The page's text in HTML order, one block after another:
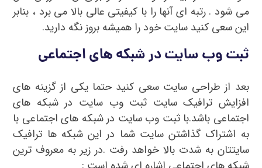
می شود . رتبه ای آنها را با کیفیتی عالی بالا می برد ، بنابر
این سعی کنید سایت خود را همیشه بروز نگه دارید.
ثبت وب سایت در شبکه های اجتماعی
بعد از طراحی سایت سعی کنید حتما یکی از گزینه های
افزایش ترافیک سایت ثبت وب سایت در شبکه های
اجتماعی باشد.با ثبت وب سایت در شبکه های اجتماعی با
به اشتراک گذاشتن سایت شما در این شبکه ها ترافیک
سایتتان به شدت بالا خواهد رفت .در زیر به معروف ترین